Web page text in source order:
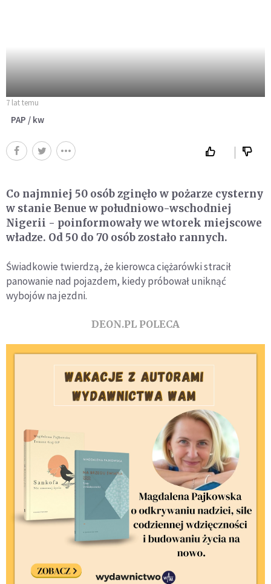
7 lat temu
PAP / kw
Co najmniej 50 osób zginęło w pożarze cysterny
w stanie Benue w południowo-wschodniej
Nigerii - poinformowały we wtorek miejscowe
władze. Od 50 do 70 osób zostało rannych.
Świadkowie twierdzą, że kierowca ciężarówki stracił
panowanie nad pojazdem, kiedy próbował uniknąć
wybojów na jezdni.
DEON.PL POLECA